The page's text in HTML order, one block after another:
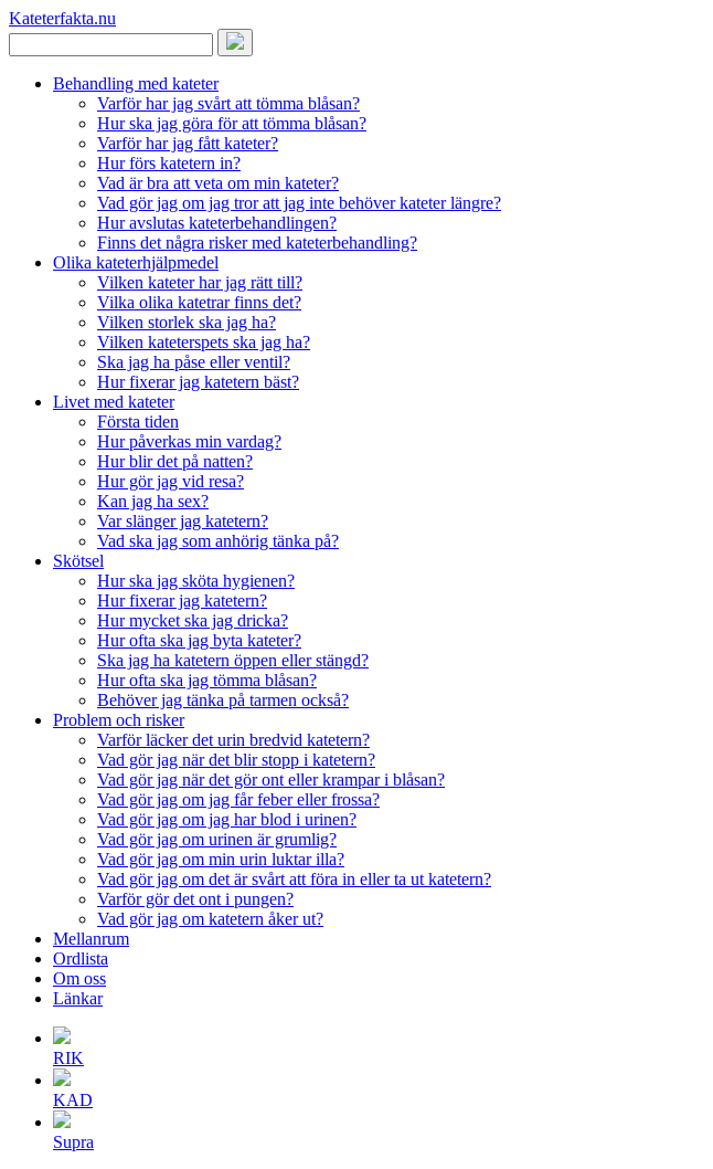
Kateterfakta.nu
Behandling med kateter
Varför har jag svårt att tömma blåsan?
Hur ska jag göra för att tömma blåsan?
Varför har jag fått kateter?
Hur förs katetern in?
Vad är bra att veta om min kateter?
Vad gör jag om jag tror att jag inte behöver kateter längre?
Hur avslutas kateterbehandlingen?
Finns det några risker med kateterbehandling?
Olika kateterhjälpmedel
Vilken kateter har jag rätt till?
Vilka olika katetrar finns det?
Vilken storlek ska jag ha?
Vilken kateterspets ska jag ha?
Ska jag ha påse eller ventil?
Hur fixerar jag katetern bäst?
Livet med kateter
Första tiden
Hur påverkas min vardag?
Hur blir det på natten?
Hur gör jag vid resa?
Kan jag ha sex?
Var slänger jag katetern?
Vad ska jag som anhörig tänka på?
Skötsel
Hur ska jag sköta hygienen?
Hur fixerar jag katetern?
Hur mycket ska jag dricka?
Hur ofta ska jag byta kateter?
Ska jag ha katetern öppen eller stängd?
Hur ofta ska jag tömma blåsan?
Behöver jag tänka på tarmen också?
Problem och risker
Varför läcker det urin bredvid katetern?
Vad gör jag när det blir stopp i katetern?
Vad gör jag när det gör ont eller krampar i blåsan?
Vad gör jag om jag får feber eller frossa?
Vad gör jag om jag har blod i urinen?
Vad gör jag om urinen är grumlig?
Vad gör jag om min urin luktar illa?
Vad gör jag om det är svårt att föra in eller ta ut katetern?
Varför gör det ont i pungen?
Vad gör jag om katetern åker ut?
Mellanrum
Ordlista
Om oss
Länkar
RIK
KAD
Supra